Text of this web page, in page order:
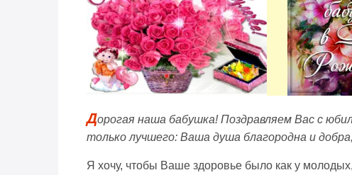
Дорогая наша бабушка! Поздравляем Вас с
только лучшего: Ваша душа благородна и
Я хочу, чтобы Ваше здоровье было как у